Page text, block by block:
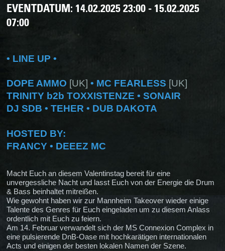
EVENTDATUM: 14.02.2025 23:00 - 15.02.2025
07:00
• LINE UP •
DOPE AMMO [UK] • MC FEARLESS [UK]
TRINITY b2b TOXXISTENZE • SONAIR
DJ SDB • TEHER • DUB DAKOTA
HOSTED BY:
FRANCY • DEEEZ MC
Macht Euch an diesem Valentinstag bereit für eine
unvergessliche Nacht und lasst Euch von der Energie die Drum
& Bass beinhaltet mitreißen.
Wie gewohnt haben wir zur Mannheim Takeover wieder einige
Talente des Genres für Euch eingeladen um zu diesem Anlass
ordentlich mit Euch zu feiern.
Am 14. Februar verwandelt sich der MS Connexion Complex in
eine pulsierende DnB-Oase mit hochkarätigen internationalen
Acts und einigen der besten lokalen Namen der Szene.